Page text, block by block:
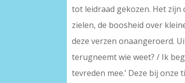
tot leidraad gekozen. Het zijn
zielen, de boosheid over
deze verzen onaangeroerd.
terugneemt wie weet? / Ik
tevreden mee.’ Deze bij